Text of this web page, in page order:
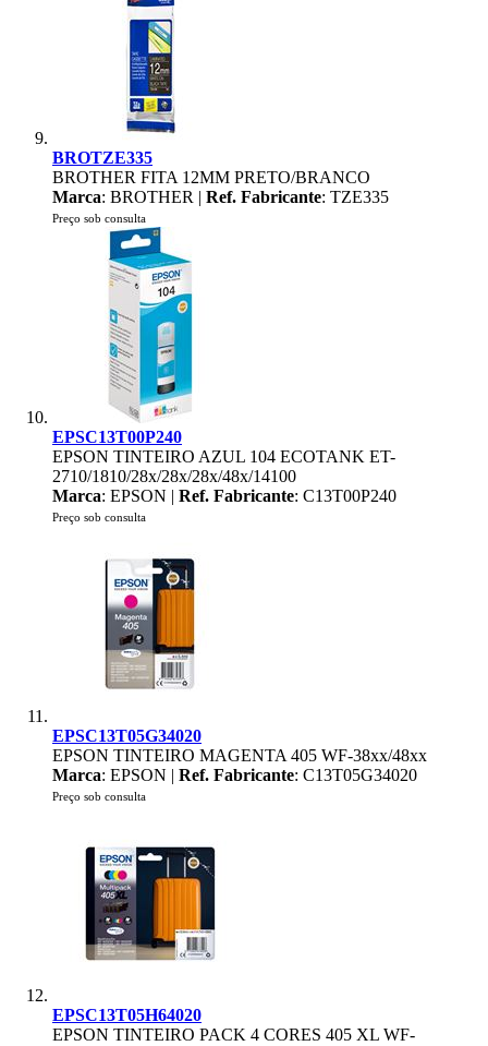
BROTZE335
BROTHER FITA 12MM PRETO/BRANCO
Marca: BROTHER | Ref. Fabricante: TZE335
Preço sob consulta
EPSC13T00P240
EPSON TINTEIRO AZUL 104 ECOTANK ET-
2710/1810/28x/28x/28x/48x/14100
Marca: EPSON | Ref. Fabricante: C13T00P240
Preço sob consulta
EPSC13T05G34020
EPSON TINTEIRO MAGENTA 405 WF-38xx/48xx
Marca: EPSON | Ref. Fabricante: C13T05G34020
Preço sob consulta
EPSC13T05H64020
EPSON TINTEIRO PACK 4 CORES 405 XL WF-